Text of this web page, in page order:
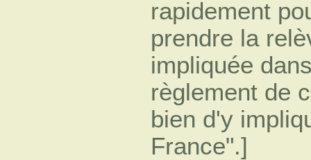
rapidement
prendre la
impliquée
règlement de
bien d'y
France".]